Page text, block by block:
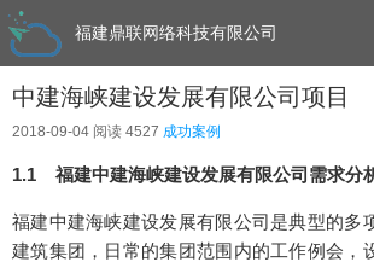
福建鼎联网络科技有限公司
中建海峡建设发展有限公司项目
2018-09-04 阅读 4527 成功案例
1.1 福建中建海峡建设发展有限公司需求分
福建中建海峡建设发展有限公司是典型的多
建筑集团，日常的集团范围内的工作例会，